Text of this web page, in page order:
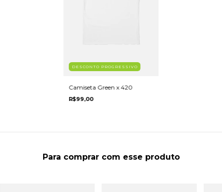
DESCONTO PROGRESSIVO
Camiseta Green x 420
R$99,00
Para comprar com esse produto